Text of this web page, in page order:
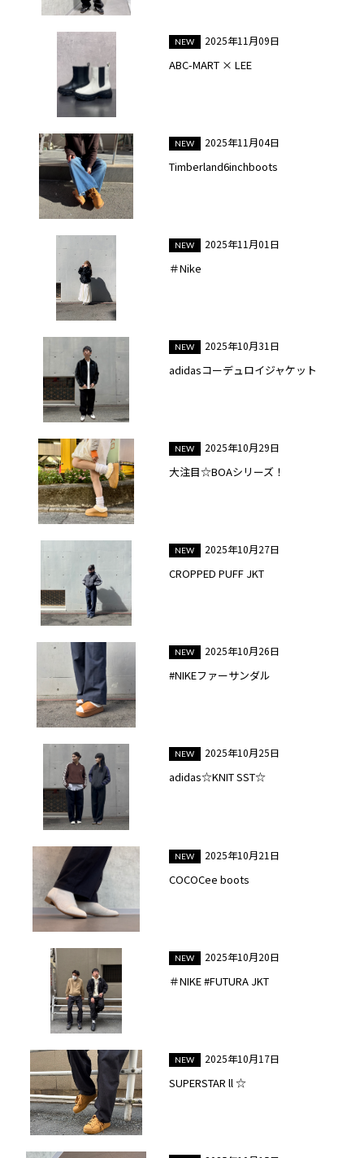
2025年11月09日
ABC-MART × LEE
2025年11月04日
Timberland6inchboots
2025年11月01日
＃Nike
2025年10月31日
adidasコーデュロイジャケット
2025年10月29日
大注目☆BOAシリーズ！
2025年10月27日
CROPPED PUFF JKT
2025年10月26日
#NIKEファーサンダル
2025年10月25日
adidas☆KNIT SST☆
2025年10月21日
COCOCee boots
2025年10月20日
＃NIKE #FUTURA JKT
2025年10月17日
SUPERSTAR ll ☆